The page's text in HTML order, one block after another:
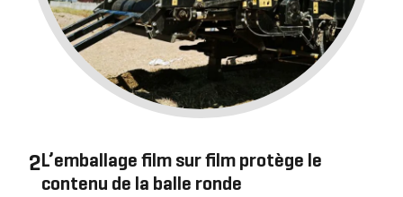
2L’emballage film sur film protège le
contenu de la balle ronde